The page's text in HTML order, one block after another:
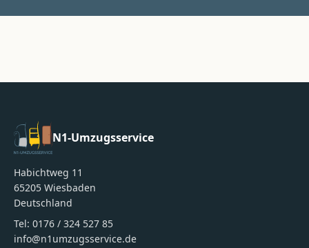
N1-Umzugsservice
Habichtweg 11
65205 Wiesbaden
Deutschland
Tel: 0176 / 324 527 85
info@n1umzugsservice.de